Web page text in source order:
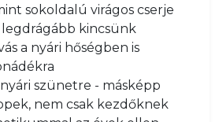
sokoldalú virágos cserje
kincsünk
a nyári hőségben is
szünetre - másképp
nem csak kezdőknek